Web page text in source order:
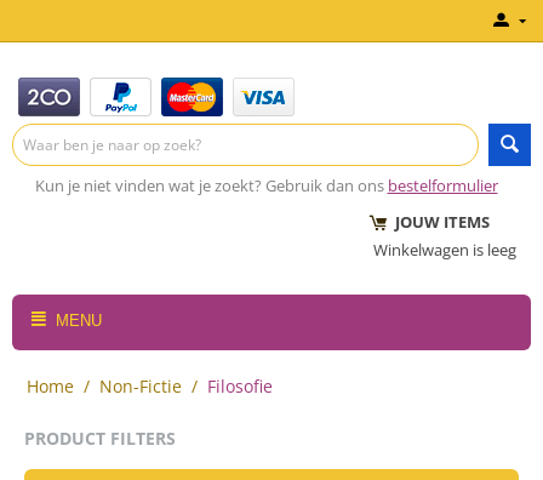
Kun je niet vinden wat je zoekt? Gebruik dan ons bestelformulier
JOUW ITEMS
Winkelwagen is leeg
MENU
Home / Non-Fictie / Filosofie
PRODUCT FILTERS